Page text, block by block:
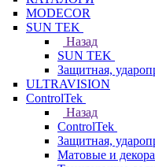
MODECOR
SUN TEK
Назад
SUN TEK
Защитная,
ULTRAVISION
ControlTek
Назад
ControlTek
Защитная,
Матовые и